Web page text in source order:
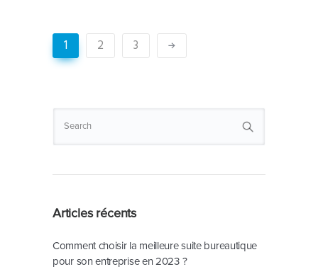
1 2 3
Articles récents
Comment choisir la meilleure suite bureautique
pour son entreprise en 2023 ?